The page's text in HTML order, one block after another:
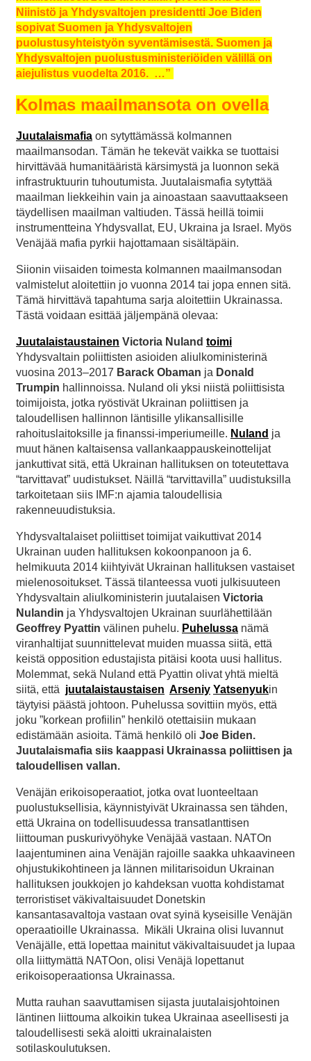
Niinistö ja Yhdysvaltojen presidentti Joe Biden
sopivat Suomen ja Yhdysvaltojen
puolustusyhteistyön syventämisestä. Suomen ja
Yhdysvaltojen puolustusministeriöiden välillä on
aiejulistus vuodelta 2016. …”
Kolmas maailmansota on ovella
Juutalaismafia on sytyttämässä kolmannen
maailmansodan. Tämän he tekevät vaikka se tuottaisi
hirvittävää humanitääristä kärsimystä ja luonnon sekä
infrastruktuurin tuhoutumista. Juutalaismafia sytyttää
maailman liekkeihin vain ja ainoastaan saavuttaakseen
täydellisen maailman valtiuden. Tässä heillä toimii
instrumentteina Yhdysvallat, EU, Ukraina ja Israel. Myös
Venäjää mafia pyrkii hajottamaan sisältäpäin.
Siionin viisaiden toimesta kolmannen maailmansodan
valmistelut aloitettiin jo vuonna 2014 tai jopa ennen sitä.
Tämä hirvittävä tapahtuma sarja aloitettiin Ukrainassa.
Tästä voidaan esittää jäljempänä olevaa:
Juutalaistaustainen Victoria Nuland toimi
Yhdysvaltain poliittisten asioiden aliulkoministerinä
vuosina 2013–2017 Barack Obaman ja Donald
Trumpin hallinnoissa. Nuland oli yksi niistä poliittisista
toimijoista, jotka ryöstivät Ukrainan poliittisen ja
taloudellisen hallinnon läntisille ylikansallisille
rahoituslaitoksille ja finanssi-imperiumeille. Nuland ja
muut hänen kaltaisensa vallankaappauskeinottelijat
jankuttivat sitä, että Ukrainan hallituksen on toteutettava
“tarvittavat” uudistukset. Näillä “tarvittavilla” uudistuksilla
tarkoitetaan siis IMF:n ajamia taloudellisia
rakenneuudistuksia.
Yhdysvaltalaiset poliittiset toimijat vaikuttivat 2014
Ukrainan uuden hallituksen kokoonpanoon ja 6.
helmikuuta 2014 kiihtyivät Ukrainan hallituksen vastaiset
mielenosoitukset. Tässä tilanteessa vuoti julkisuuteen
Yhdysvaltain aliulkoministerin juutalaisen Victoria
Nulandin ja Yhdysvaltojen Ukrainan suurlähettilään
Geoffrey Pyattin välinen puhelu. Puhelussa nämä
viranhaltijat suunnittelevat muiden muassa siitä, että
keistä opposition edustajista pitäisi koota uusi hallitus.
Molemmat, sekä Nuland että Pyattin olivat yhtä mieltä
siitä, että juutalaistaustaisen Arseniy Yatsenyukin
täytyisi päästä johtoon. Puhelussa sovittiin myös, että
joku ”korkean profiilin” henkilö otettaisiin mukaan
edistämään asioita. Tämä henkilö oli Joe Biden.
Juutalaismafia siis kaappasi Ukrainassa poliittisen ja
taloudellisen vallan.
Venäjän erikoisoperaatiot, jotka ovat luonteeltaan
puolustuksellisia, käynnistyivät Ukrainassa sen tähden,
että Ukraina on todellisuudessa transatlanttisen
liittouman puskurivyöhyke Venäjää vastaan. NATOn
laajentuminen aina Venäjän rajoille saakka uhkaavineen
ohjustukikohtineen ja lännen militarisoidun Ukrainan
hallituksen joukkojen jo kahdeksan vuotta kohdistamat
terroristiset väkivaltaisuudet Donetskin
kansantasavaltoja vastaan ovat syinä kyseisille Venäjän
operaatioille Ukrainassa. Mikäli Ukraina olisi luvannut
Venäjälle, että lopettaa mainitut väkivaltaisuudet ja lupaa
olla liittymättä NATOon, olisi Venäjä lopettanut
erikoisoperaationsa Ukrainassa.
Mutta rauhan saavuttamisen sijasta juutalaisjohtoinen
läntinen liittouma alkoikin tukea Ukrainaa aseellisesti ja
taloudellisesti sekä aloitti ukrainalaisten
sotilaskoulutuksen.